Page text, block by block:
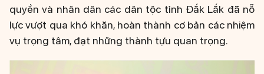
quyền và nhân dân các dân tộc tỉnh Đắk Lắk đã nỗ
lực vượt qua khó khăn, hoàn thành cơ bản các nhiệm
vụ trọng tâm, đạt những thành tựu quan trọng.